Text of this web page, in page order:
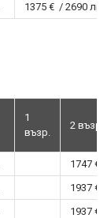
1375 € / 2690 лв.
1
възр.
2 възр.
1747 € /
1937 € /
1937 € /